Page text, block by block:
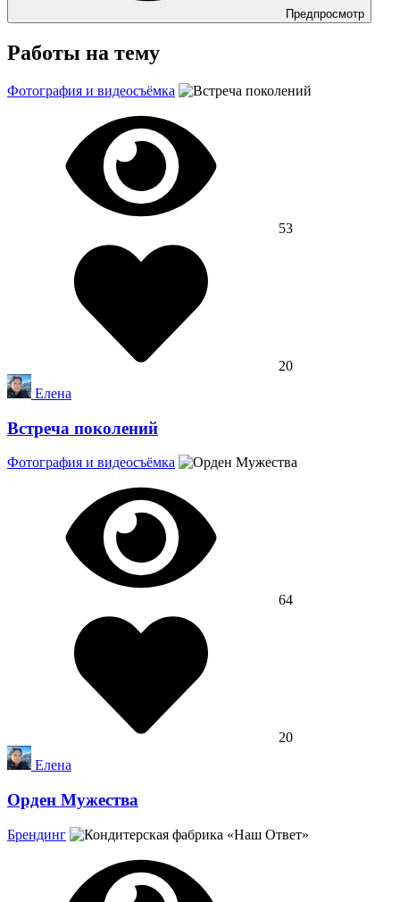
Предпросмотр
Работы на тему
Фотография и видеосъёмка
53
20
Елена
Встреча поколений
Фотография и видеосъёмка
64
20
Елена
Орден Мужества
Брендинг